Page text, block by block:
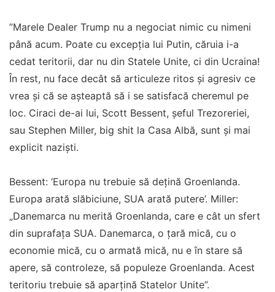
”Marele Dealer Trump nu a negociat nimic cu nimeni
până acum. Poate cu excepția lui Putin, căruia i-a
cedat teritorii, dar nu din Statele Unite, ci din Ucraina!
În rest, nu face decât să articuleze ritos și agresiv ce
vrea și că se așteaptă să i se satisfacă cheremul pe
loc. Ciraci de-ai lui, Scott Bessent, șeful Trezoreriei,
sau Stephen Miller, big shit la Casa Albă, sunt și mai
explicit naziști.
Bessent: ‘Europa nu trebuie să dețină Groenlanda.
Europa arată slăbiciune, SUA arată putere’. Miller:
„Danemarca nu merită Groenlanda, care e cât un sfert
din suprafața SUA. Danemarca, o țară mică, cu o
economie mică, cu o armată mică, nu e în stare să
apere, să controleze, să populeze Groenlanda. Acest
teritoriu trebuie să aparțină Statelor Unite”.